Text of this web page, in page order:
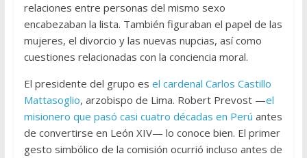
relaciones entre personas del mismo sexo
encabezaban la lista. También figuraban el papel de las
mujeres, el divorcio y las nuevas nupcias, así como
cuestiones relacionadas con la conciencia moral.
El presidente del grupo es el cardenal Carlos Castillo
Mattasoglio, arzobispo de Lima. Robert Prevost —el
misionero que pasó casi cuatro décadas en Perú antes
de convertirse en León XIV— lo conoce bien. El primer
gesto simbólico de la comisión ocurrió incluso antes de